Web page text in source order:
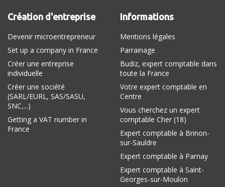
Création d'entreprise
Devenir microentrepreneur
Set up a company in France
Créer une entreprise
individuelle
Créer une société
(SARL/EURL, SAS/SASU,
SNC,...)
Getting a VAT number in
France
Informations
Mentions légales
Parrainage
Budiz, expert comptable dans
toute la France
Votre expert comptable en
Centre
Vous cherchez un expert
comptable Cher (18)
Expert comptable à Brinon-
sur-Sauldre
Expert comptable à Parnay
Expert comptable à Saint-
Georges-sur-Moulon